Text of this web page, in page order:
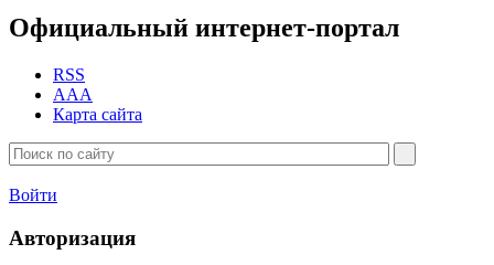
Официальный интернет-портал
RSS
AAA
Карта сайта
Войти
Авторизация